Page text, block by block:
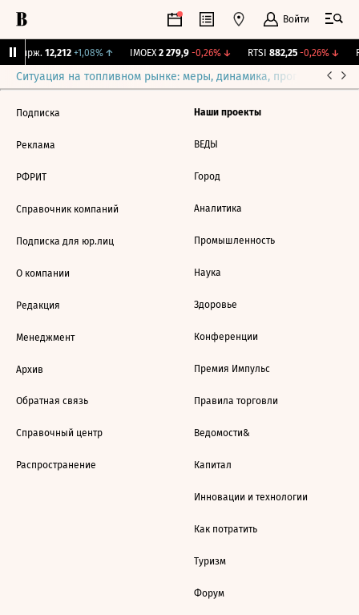
Войти
Бирж. 12,212 +1,08%↑ IMOEX 2 279,9 -0,26%↓ RTSI 882,25 -0,26%↓
Ситуация на топливном рынке: меры, динамика, прогнозы
Подписка
Реклама
РФРИТ
Справочник компаний
Подписка для юр.лиц
О компании
Редакция
Менеджмент
Архив
Обратная связь
Справочный центр
Распространение
Наши проекты
ВЕДЫ
Город
Аналитика
Промышленность
Наука
Здоровье
Конференции
Премия Импульс
Правила торговли
Ведомости&
Капитал
Инновации и технологии
Как потратить
Туризм
Форум